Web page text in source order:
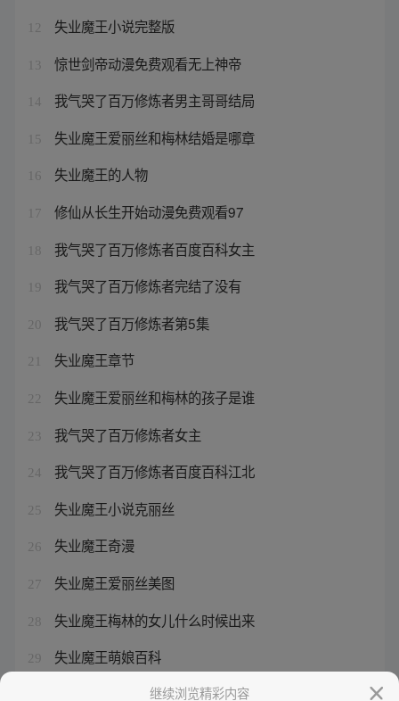
12 失业魔王小说完整版
13 惊世剑帝动漫免费观看无上神帝
14 我气哭了百万修炼者男主哥哥结局
15 失业魔王爱丽丝和梅林结婚是哪章
16 失业魔王的人物
17 修仙从长生开始动漫免费观看97
18 我气哭了百万修炼者百度百科女主
19 我气哭了百万修炼者完结了没有
20 我气哭了百万修炼者第5集
21 失业魔王章节
22 失业魔王爱丽丝和梅林的孩子是谁
23 我气哭了百万修炼者女主
24 我气哭了百万修炼者百度百科江北
25 失业魔王小说克丽丝
26 失业魔王奇漫
27 失业魔王爱丽丝美图
28 失业魔王梅林的女儿什么时候出来
29 失业魔王萌娘百科
我气哭了百万修炼者江北继续浏览精彩内容